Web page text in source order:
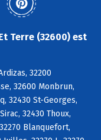
Terre (32600) est
32200
32600 Monbrun,
32430 St-Georges,
32430 Thoux,
Blanquefort,